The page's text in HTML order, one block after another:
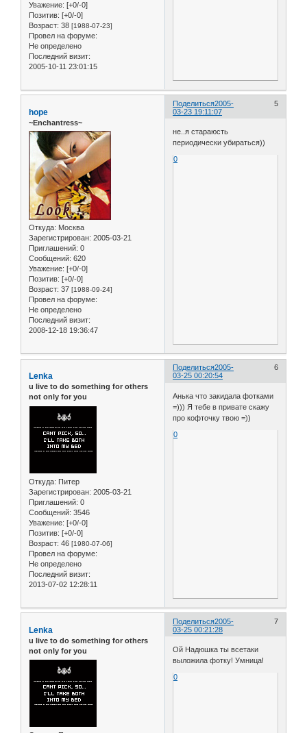
Уважение: [+0/-0]
Позитив: [+0/-0]
Возраст: 38 [1988-07-23]
Провел на форуме:
Не определено
Последний визит:
2005-10-11 23:01:15
Поделиться 5
2005-
03-23 19:11:07
hope
~Enchantress~
Откуда: Москва
Зарегистрирован: 2005-03-21
Приглашений: 0
Сообщений: 620
Уважение: [+0/-0]
Позитив: [+0/-0]
Возраст: 37 [1988-09-24]
Провел на форуме:
Не определено
Последний визит:
2008-12-18 19:36:47
не..я стараюсть
периодически убираться))
0
Поделиться 6
2005-
03-25 00:20:54
Lenka
u live to do something for others
not only for you
Откуда: Питер
Зарегистрирован: 2005-03-21
Приглашений: 0
Сообщений: 3546
Уважение: [+0/-0]
Позитив: [+0/-0]
Возраст: 46 [1980-07-06]
Провел на форуме:
Не определено
Последний визит:
2013-07-02 12:28:11
Анька что закидала фотками
=))) Я тебе в привате скажу
про кофточку твою =))
0
Поделиться 7
2005-
03-25 00:21:28
Lenka
u live to do something for others
not only for you
Ой Надюшка ты всетаки
выложила фотку! Умница!
0